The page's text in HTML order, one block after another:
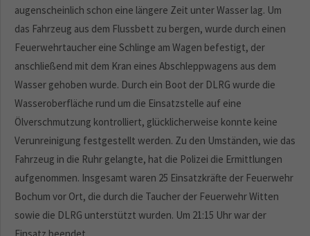
augenscheinlich schon eine längere Zeit unter Wasser lag. Um
das Fahrzeug aus dem Flussbett zu bergen, wurde durch einen
Feuerwehrtaucher eine Schlinge am Wagen befestigt, der
anschließend mit dem Kran eines Abschleppwagens aus dem
Wasser gehoben wurde. Durch ein Boot der DLRG wurde die
Wasseroberfläche rund um die Einsatzstelle auf eine
Ölverschmutzung kontrolliert, glücklicherweise konnte keine
Verunreinigung festgestellt werden. Zu den Umständen, wie das
Fahrzeug in die Ruhr gelangte, hat die Polizei die Ermittlungen
aufgenommen. Insgesamt waren 25 Einsatzkräfte der Feuerwehr
Bochum vor Ort, die durch die Taucher der Feuerwehr Witten
sowie die DLRG unterstützt wurden. Um 21:15 Uhr war der